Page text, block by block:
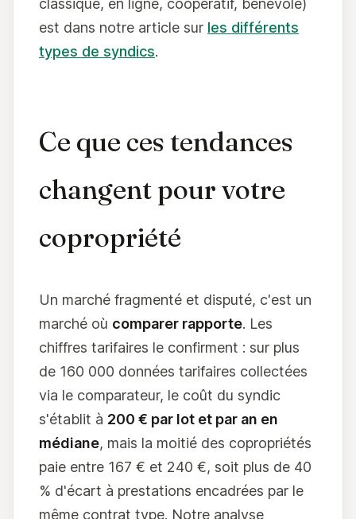
classique, en ligne, coopératif, bénévole)
est dans notre article sur les différents
types de syndics.
Ce que ces tendances
changent pour votre
copropriété
Un marché fragmenté et disputé, c'est un
marché où comparer rapporte. Les
chiffres tarifaires le confirment : sur plus
de 160 000 données tarifaires collectées
via le comparateur, le coût du syndic
s'établit à 200 € par lot et par an en
médiane, mais la moitié des copropriétés
paie entre 167 € et 240 €, soit plus de 40
% d'écart à prestations encadrées par le
même contrat type. Notre analyse